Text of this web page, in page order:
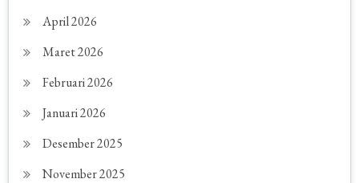
April 2026
Maret 2026
Februari 2026
Januari 2026
Desember 2025
November 2025